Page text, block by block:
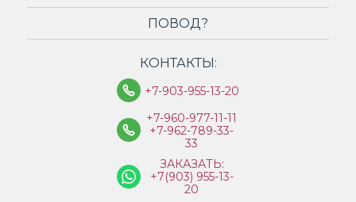
ПОВОД?
КОНТАКТЫ:
+7-903-955-13-20
+7-960-977-11-11
+7-962-789-33-
33
ЗАКАЗАТЬ:
+7(903) 955-13-
20